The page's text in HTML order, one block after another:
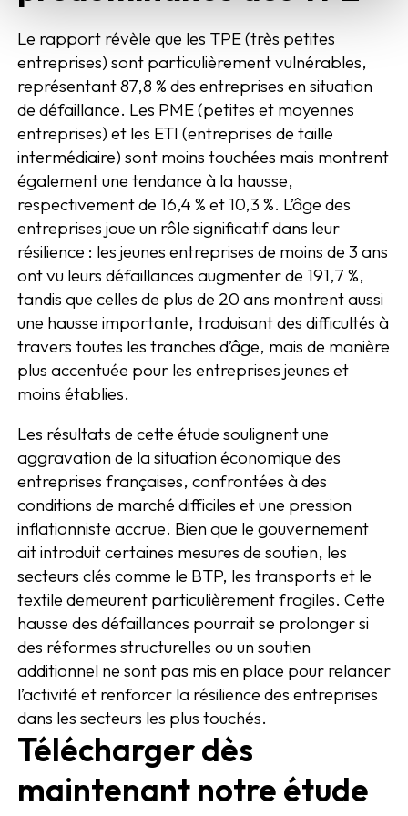
Le rapport révèle que les TPE (très petites
entreprises) sont particulièrement vulnérables,
représentant 87,8 % des entreprises en situation
de défaillance. Les PME (petites et moyennes
entreprises) et les ETI (entreprises de taille
intermédiaire) sont moins touchées mais montrent
également une tendance à la hausse,
respectivement de 16,4 % et 10,3 %. L’âge des
entreprises joue un rôle significatif dans leur
résilience : les jeunes entreprises de moins de 3 ans
ont vu leurs défaillances augmenter de 191,7 %,
tandis que celles de plus de 20 ans montrent aussi
une hausse importante, traduisant des difficultés à
travers toutes les tranches d’âge, mais de manière
plus accentuée pour les entreprises jeunes et
moins établies.
Les résultats de cette étude soulignent une
aggravation de la situation économique des
entreprises françaises, confrontées à des
conditions de marché difficiles et une pression
inflationniste accrue. Bien que le gouvernement
ait introduit certaines mesures de soutien, les
secteurs clés comme le BTP, les transports et le
textile demeurent particulièrement fragiles. Cette
hausse des défaillances pourrait se prolonger si
des réformes structurelles ou un soutien
additionnel ne sont pas mis en place pour relancer
l’activité et renforcer la résilience des entreprises
dans les secteurs les plus touchés.
Télécharger dès
maintenant notre étude